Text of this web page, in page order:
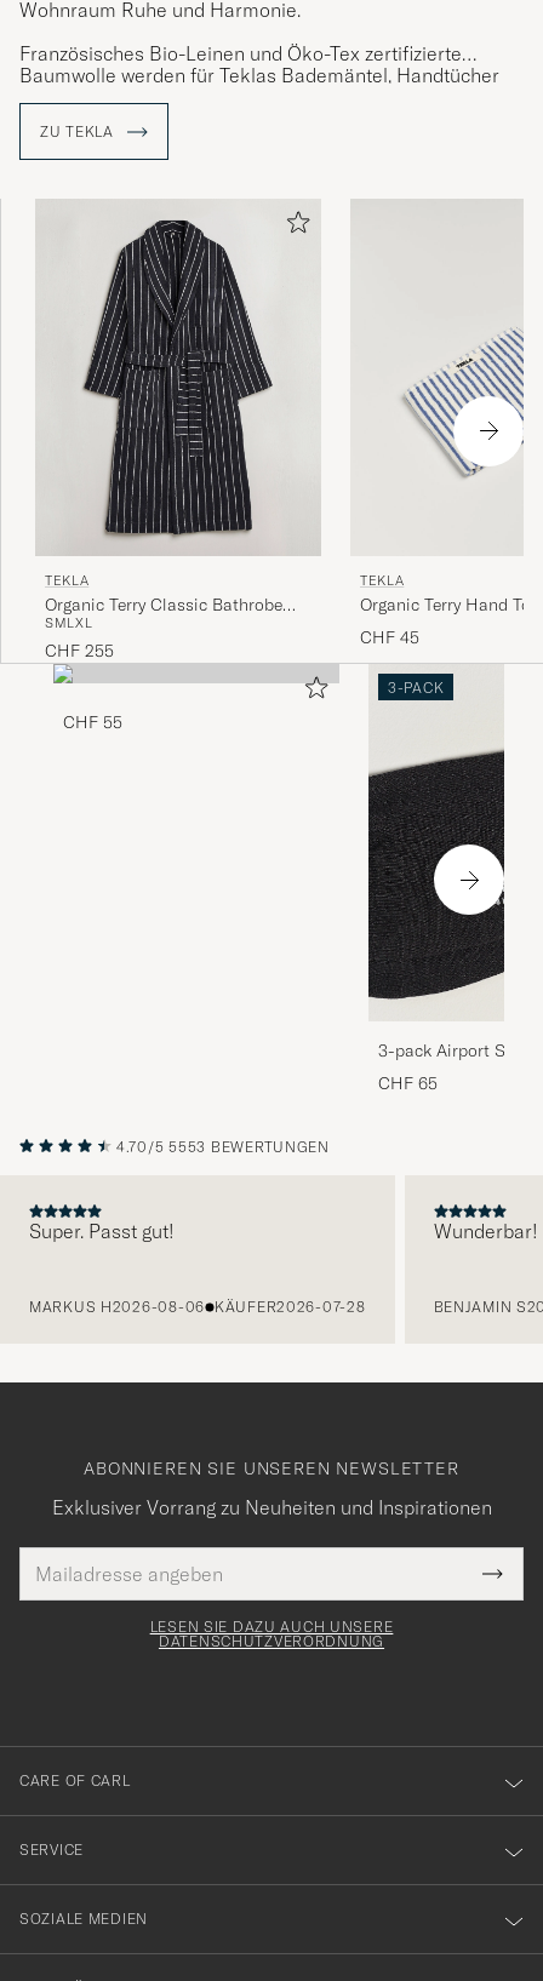
Wohnraum Ruhe und Harmonie.
Französisches Bio-Leinen und Öko-Tex zertifizierte
Baumwolle werden für Teklas Bademäntel, Handtücher
und Nachtwäsche verwendet. Die Bettwäsche ist
Produkte müssen dem enorm hohen Anspruch des
dänischen Unternehmens entsprechen.
ZU TEKLA
TEKLA
Organic Terry Classic Bathrobe
Antwerp
SMLXL
CHF 255
TEKLA
Organic Terry Hand
Blue Stripes
CHF 45
CHF 55
3-PACK
3-pack Airport
Melange
CHF 65
4.70/5 5553 BEWERTUNGEN
Super. Passt gut!
MARKUS H2026-08-06 KÄUFER2026-07-28
Wunderbar!
BENJAMIN S
ABONNIEREN SIE UNSEREN NEWSLETTER
Exklusiver Vorrang zu Neuheiten und Inspirationen
Mail
Adresse
Tack
för
dig
till
vårt
nyhetsbrev!
LESEN SIE DAZU AUCH UNSERE
DATENSCHUTZVERORDNUNG
CARE OF CARL
SERVICE
SOZIALE MEDIEN